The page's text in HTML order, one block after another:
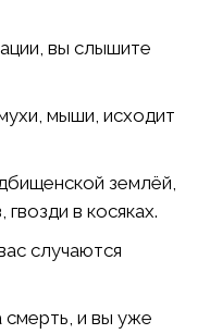
вы слышите
мыши, исходит
землёй,
в косяках.
случаются
и вы уже